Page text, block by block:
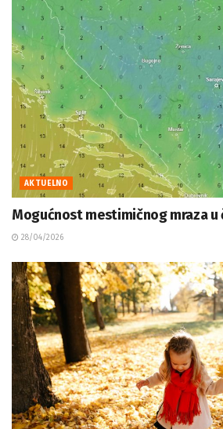
AKTUELNO
Mogućnost mestimičnog mraza
28/04/2026